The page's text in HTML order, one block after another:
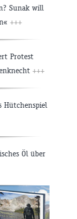
Sunak will
+++
Protest
+++
Hütchenspiel
Öl über